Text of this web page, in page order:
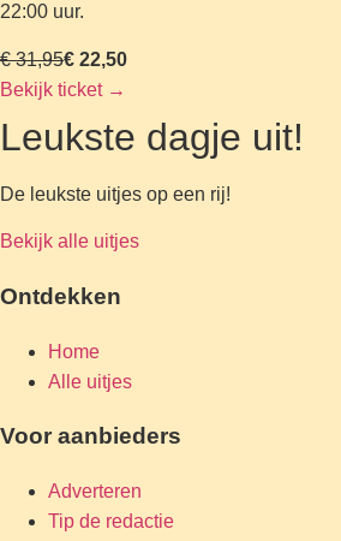
22:00 uur.
€ 31,95€ 22,50
Bekijk ticket →
Leukste dagje uit!
De leukste uitjes op een rij!
Bekijk alle uitjes
Ontdekken
Home
Alle uitjes
Voor aanbieders
Adverteren
Tip de redactie